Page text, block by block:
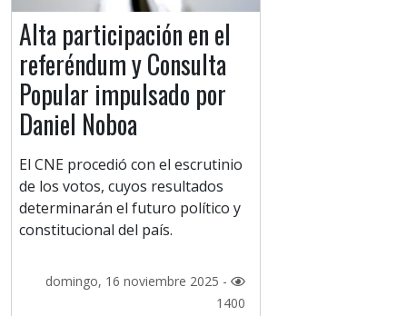
Alta participación en el
referéndum y Consulta
Popular impulsado por
Daniel Noboa
El CNE procedió con el escrutinio
de los votos, cuyos resultados
determinarán el futuro político y
constitucional del país.
domingo, 16 noviembre 2025 -
1400